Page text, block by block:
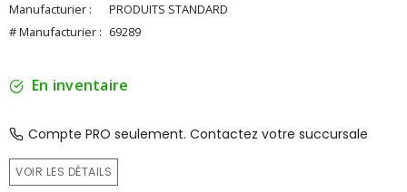
Manufacturier :
PRODUITS STANDARD
# Manufacturier : 69289
En inventaire
Compte PRO seulement. Contactez votre succursale
VOIR LES DÉTAILS